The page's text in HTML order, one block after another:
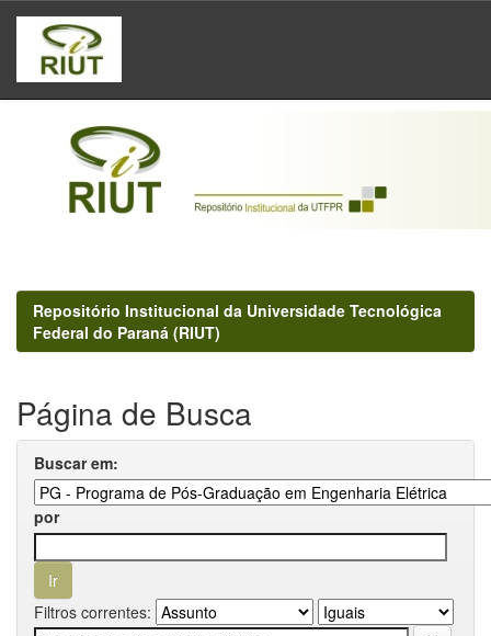
Skip
navigation
Repositório Institucional da Universidade Tecnológica
Federal do Paraná (RIUT)
Página de Busca
Buscar em:
por
Filtros correntes: